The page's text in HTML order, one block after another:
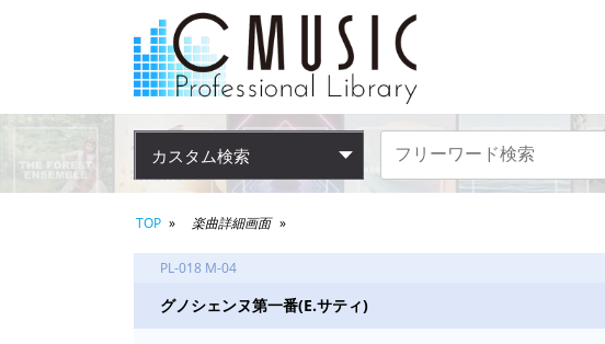
カスタム検索
TOP 楽曲詳細画面
PL-018 M-04
グノシェンヌ第一番(E.サティ)